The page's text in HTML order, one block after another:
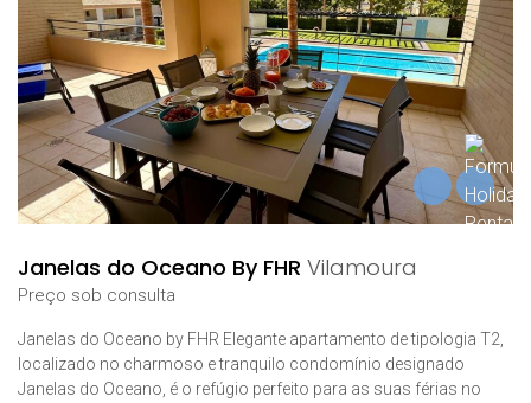
Janelas do Oceano By FHR Vilamoura
Preço sob consulta
Janelas do Oceano by FHR Elegante apartamento de tipologia T2,
localizado no charmoso e tranquilo condomínio designado
Janelas do Oceano, é o refúgio perfeito para as suas férias no